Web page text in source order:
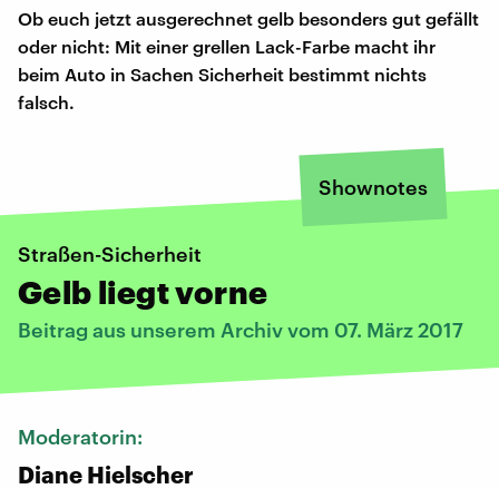
Ob euch jetzt ausgerechnet gelb besonders gut gefällt
oder nicht: Mit einer grellen Lack-Farbe macht ihr
beim Auto in Sachen Sicherheit bestimmt nichts
falsch.
Shownotes
Straßen-Sicherheit
Gelb liegt vorne
Beitrag aus unserem Archiv vom 07. März 2017
Moderatorin:
Diane Hielscher